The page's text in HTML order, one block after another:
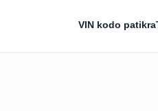
VIN kodo patikra